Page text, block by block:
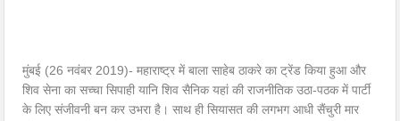
मुंबई (26 नवंबर 2019)- महाराष्ट्र में बाला साहेब ठाकरे का ट्रेंड किया हुआ और
शिव सेना का सच्चा सिपाही यानि शिव सैनिक यहां की राजनीतिक उठा-पठक में पार्टी
के लिए संजीवनी बन कर उभरा है। साथ ही सियासत की लगभग आधी सैंचुरी मार